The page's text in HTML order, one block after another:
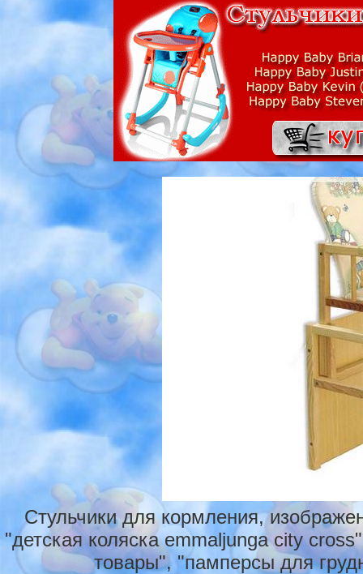
Стульчики для кормления,
"детская коляска emmaljunga city
товары", "памперсы для